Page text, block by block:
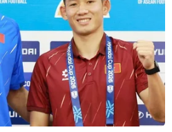
(TTXVN/Vietnam+)